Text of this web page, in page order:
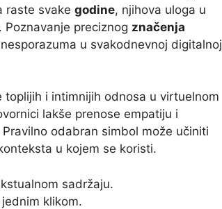
raste svake godine, njihova uloga u
preciznog značenja
u svakodnevnoj digitalnoj
i intimnijih odnosa u virtuelnom
lakše prenose empatiju i
odabran simbol može učiniti
u kojem se koristi.
sadržaju.
klikom.